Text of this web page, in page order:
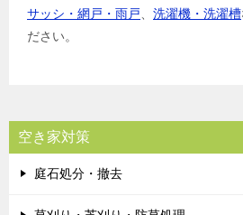
サッシ・網戸・雨戸
洗濯機・洗濯槽
ださい。
空き家対策
庭石処分・撤去